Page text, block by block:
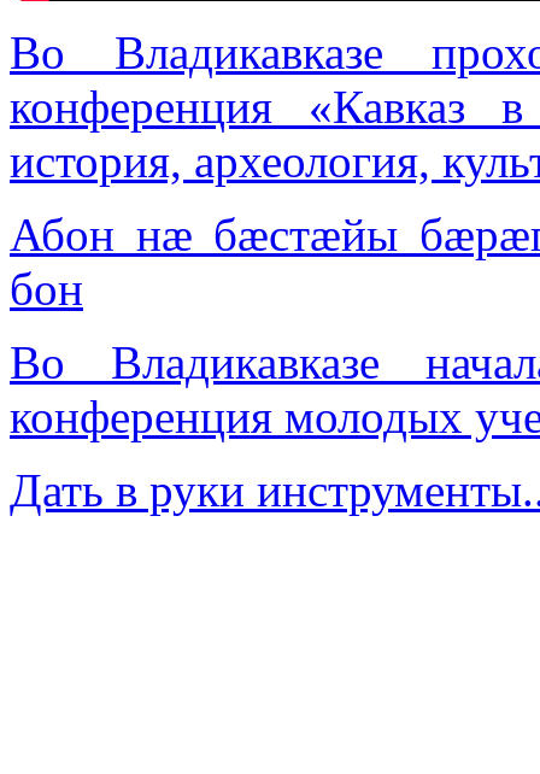
Во Владикавказе
конференция «Кавказ
история, археология,
Абон нæ бæстæйы
бон
Во Владикавказе
конференция молодых
Дать в руки